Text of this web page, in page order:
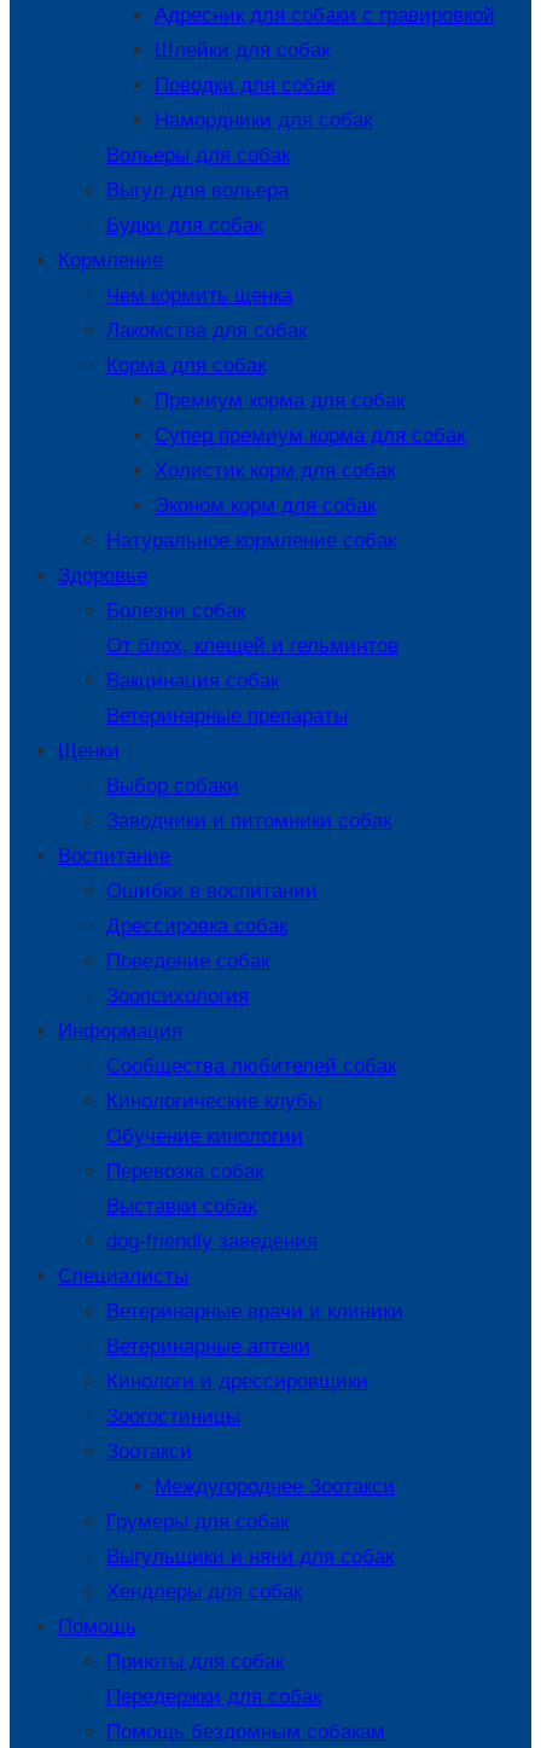
Адресник для собаки с гравировкой
Шлейки для собак
Поводки для собак
Намордники для собак
Вольеры для собак
Выгул для вольера
Будки для собак
Кормление
Чем кормить щенка
Лакомства для собак
Корма для собак
Премиум корма для собак
Супер премиум корма для собак
Холистик корм для собак
Эконом корм для собак
Натуральное кормление собак
Здоровье
Болезни собак
От блох, клещей и гельминтов
Вакцинация собак
Ветеринарные препараты
Щенки
Выбор собаки
Заводчики и питомники собак
Воспитание
Ошибки в воспитании
Дрессировка собак
Поведение собак
Зоопсихология
Информация
Сообщества любителей собак
Кинологические клубы
Обучение кинологии
Перевозка собак
Выставки собак
dog-friendly заведения
Специалисты
Ветеринарные врачи и клиники
Ветеринарные аптеки
Кинологи и дрессировщики
Зоогостиницы
Зоотакси
Междугороднее Зоотакси
Грумеры для собак
Выгульщики и няни для собак
Хендлеры для собак
Помощь
Приюты для собак
Передержки для собак
Помощь бездомным собакам